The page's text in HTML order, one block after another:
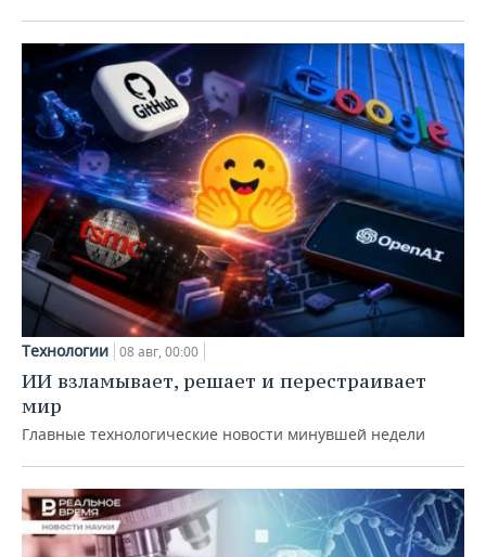
Технологии 08 авг, 00:00
ИИ взламывает, решает и перестраивает
мир
Главные технологические новости минувшей недели